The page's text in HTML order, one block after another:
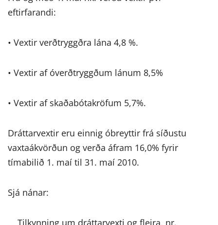
eftirfarandi:
• Vextir verðtryggðra lána 4,8 %.
• Vextir af óverðtryggðum lánum 8,5%
• Vextir af skaðabótakröfum 5,7%.
Dráttarvextir eru einnig óbreyttir frá síðustu
vaxtaákvörðun og verða áfram 16,0% fyrir
tímabilið 1. maí til 31. maí 2010.
Sjá nánar: